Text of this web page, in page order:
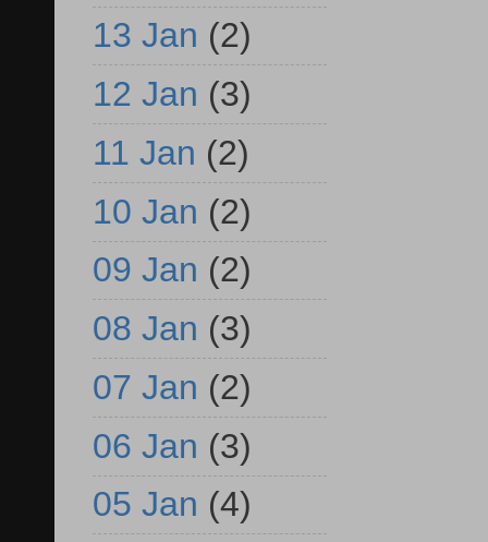
13 Jan (2)
12 Jan (3)
11 Jan (2)
10 Jan (2)
09 Jan (2)
08 Jan (3)
07 Jan (2)
06 Jan (3)
05 Jan (4)